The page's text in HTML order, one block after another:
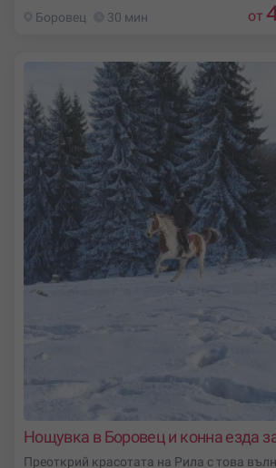
Боровец 30 мин от
Нощувка в Боровец и конна езда
Преоткрий красотата на Рила с това